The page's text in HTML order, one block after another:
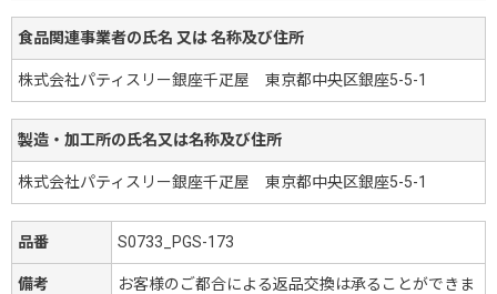
食品関連事業者の氏名 又は 名称及び住所
株式会社パティスリー銀座千疋屋 東京都中央区銀座5-5-1
製造・加工所の氏名又は名称及び住所
株式会社パティスリー銀座千疋屋 東京都中央区銀座5-5-1
品番 S0733_PGS-173
備考
お客様のご都合による返品交換は承ることができま